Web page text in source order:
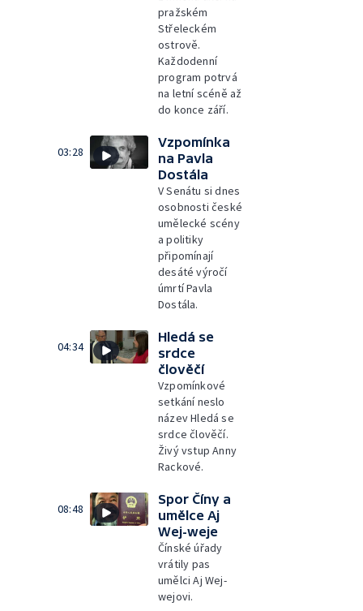
pražském
Střeleckém
ostrově.
Každodenní
program potrvá
na letní scéně až
do konce září.
03:28
Vzpomínka
na Pavla
Dostála
V Senátu si dnes
osobnosti české
umělecké scény
a politiky
připomínají
desáté výročí
úmrtí Pavla
Dostála.
04:34
Hledá se
srdce
člověčí
Vzpomínkové
setkání neslo
název Hledá se
srdce člověčí.
Živý vstup Anny
Rackové.
08:48
Spor Číny a
umělce Aj
Wej-weje
Čínské úřady
vrátily pas
umělci Aj Wej-
wejovi.